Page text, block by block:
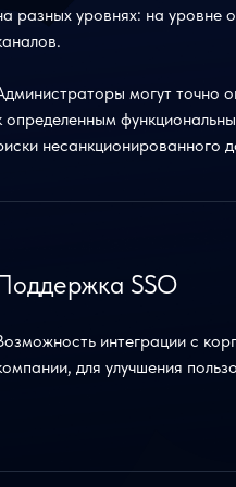
разных уровнях: на уровне
могут точно
определенным
несанкционированного
SSO
интеграции с
для улучшения